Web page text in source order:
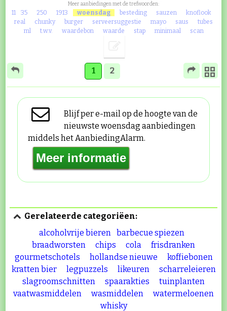
Meer aanbiedingen met de trefwoorden:
11 35 250 1913 woensdag besteding sauzen
knoflook
real
chunky burger serveersuggestie mayo saus
tubes
ml
t.w.v. waardebon waarde stap minimaal scan
1 2
Blijf per e-mail op de hoogte van de
nieuwste woensdag aanbiedingen
middels het AanbiedingAlarm.
Gerelateerde categoriëen:
alcoholvrije bieren
barbecue spiezen
braadworsten
chips cola
frisdranken
gourmetschotels
hollandse nieuwe
koffiebonen
kratten bier
legpuzzels likeuren
scharreleieren
slagroomschnitten
spaarakties
tuinplanten
vaatwasmiddelen
wasmiddelen
watermeloenen
whisky